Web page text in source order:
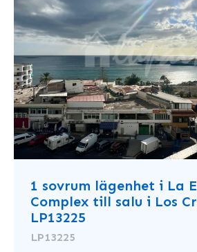
1 sovrum lägenhet i La
Complex till salu i Los
LP13225
LP13225